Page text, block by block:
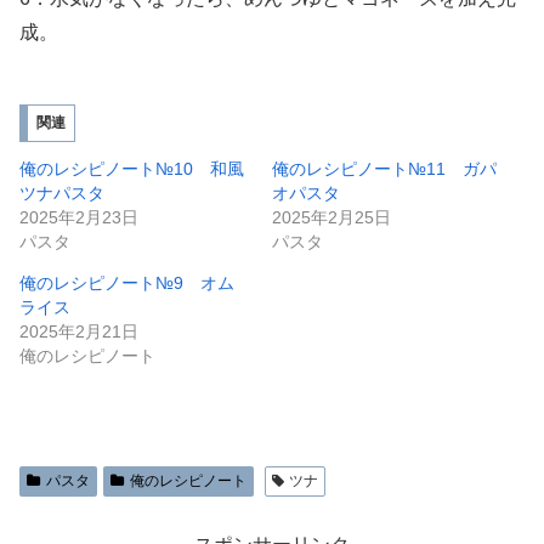
成。
関連
俺のレシピノート№10 和風
ツナパスタ
2025年2月23日
パスタ
俺のレシピノート№11 ガパ
オパスタ
2025年2月25日
パスタ
俺のレシピノート№9 オム
ライス
2025年2月21日
俺のレシピノート
パスタ 俺のレシピノート ツナ